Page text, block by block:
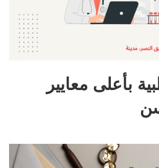
بأعلى معايير